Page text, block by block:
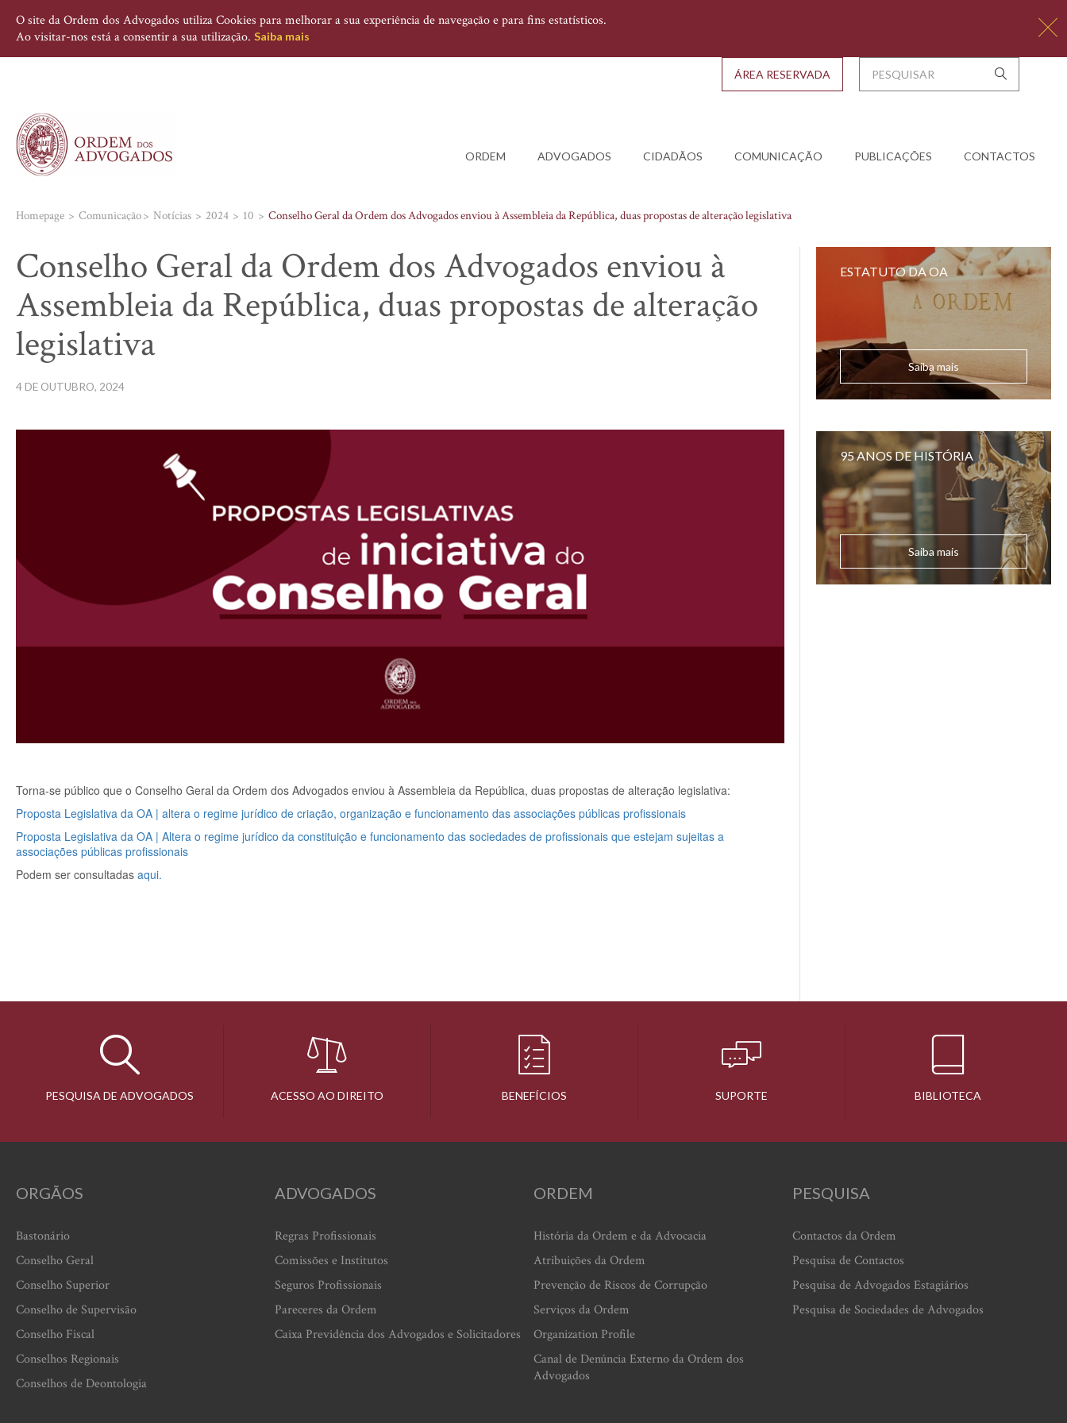
O site da Ordem dos Advogados utiliza Cookies para melhorar a sua experiência de navegação e para fins estatísticos.
Ao visitar-nos está a consentir a sua utilização. Saiba mais
ORDEM ADVOGADOS CIDADÃOS COMUNICAÇÃO PUBLICAÇÕES CONTACTOS
ÁREA RESERVADA
Homepage Comunicação Notícias 2024 10 Conselho Geral da Ordem dos Advogados enviou à Assembleia da República, duas propostas de alteração legislativa
Conselho Geral da Ordem dos Advogados enviou à
Assembleia da República, duas propostas de alteração
legislativa
4 DE OUTUBRO, 2024
Torna-se público que o Conselho Geral da Ordem dos Advogados enviou à Assembleia da República, duas propostas de alteração legislativa:
Proposta Legislativa da OA | altera o regime jurídico de criação, organização e funcionamento das associações públicas profissionais
Proposta Legislativa da OA | Altera o regime jurídico da constituição e funcionamento das sociedades de profissionais que estejam sujeitas a
associações públicas profissionais
Podem ser consultadas aqui.
ESTATUTO DA OA
Saiba mais
95 ANOS DE HISTÓRIA
Saiba mais
PESQUISA DE ADVOGADOS ACESSO AO DIREITO BENEFÍCIOS SUPORTE BIBLIOTECA
ORGÃOS
Bastonário
Conselho Geral
Conselho Superior
Conselho de Supervisão
Conselho Fiscal
Conselhos Regionais
Conselhos de Deontologia
ADVOGADOS
Regras Profissionais
Comissões e Institutos
Seguros Profissionais
Pareceres da Ordem
Caixa Previdência dos Advogados e Solicitadores
ORDEM
História da Ordem e da Advocacia
Atribuições da Ordem
Prevenção de Riscos de Corrupção
Serviços da Ordem
Organization Profile
Canal de Denúncia Externo da Ordem dos
Advogados
PESQUISA
Contactos da Ordem
Pesquisa de Contactos
Pesquisa de Advogados Estagiários
Pesquisa de Sociedades de Advogados